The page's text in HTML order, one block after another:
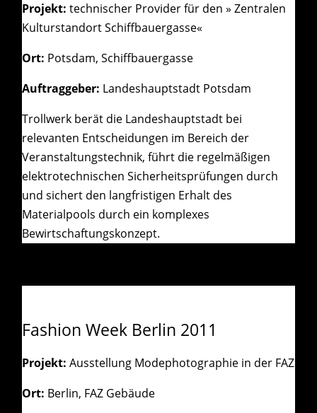
Projekt: technischer Provider für den » Zentralen
Kulturstandort Schiffbauergasse«
Ort: Potsdam, Schiffbauergasse
Auftraggeber: Landeshauptstadt Potsdam
Trollwerk berät die Landeshauptstadt bei
relevanten Entscheidungen im Bereich der
Veranstaltungstechnik, führt die regelmäßigen
elektrotechnischen Sicherheitsprüfungen durch
und sichert den langfristigen Erhalt des
Materialpools durch ein komplexes
Bewirtschaftungskonzept.
Fashion Week Berlin 2011
Projekt: Ausstellung Modephotographie in der FAZ
Ort: Berlin, FAZ Gebäude